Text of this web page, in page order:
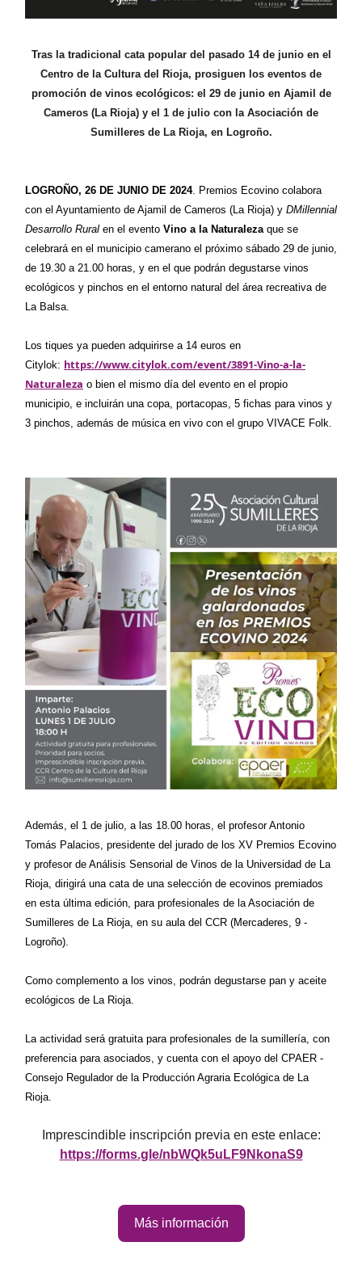
Tras la tradicional cata popular del pasado 14 de junio en el
Centro de la Cultura del Rioja, prosiguen los eventos de
promoción de vinos ecológicos: el 29 de junio en Ajamil de
Cameros (La Rioja) y el 1 de julio con la Asociación de
Sumilleres de La Rioja, en Logroño.
LOGROÑO, 26 DE JUNIO DE 2024. Premios Ecovino colabora
con el Ayuntamiento de Ajamil de Cameros (La Rioja) y DMillennial
Desarrollo Rural en el evento Vino a la Naturaleza que se
celebrará en el municipio camerano el próximo sábado 29 de junio,
de 19.30 a 21.00 horas, y en el que podrán degustarse vinos
ecológicos y pinchos en el entorno natural del área recreativa de
La Balsa.
Los tiques ya pueden adquirirse a 14 euros en
Citylok: https://www.citylok.com/event/3891-Vino-a-la-
Naturaleza o bien el mismo día del evento en el propio
municipio, e incluirán una copa, portacopas, 5 fichas para vinos y
3 pinchos, además de música en vivo con el grupo VIVACE Folk.
Además, el 1 de julio, a las 18.00 horas, el profesor Antonio
Tomás Palacios, presidente del jurado de los XV Premios Ecovino
y profesor de Análisis Sensorial de Vinos de la Universidad de La
Rioja, dirigirá una cata de una selección de ecovinos premiados
en esta última edición, para profesionales de la Asociación de
Sumilleres de La Rioja, en su aula del CCR (Mercaderes, 9 -
Logroño).
Como complemento a los vinos, podrán degustarse pan y aceite
ecológicos de La Rioja.
La actividad será gratuita para profesionales de la sumillería, con
preferencia para asociados, y cuenta con el apoyo del CPAER -
Consejo Regulador de la Producción Agraria Ecológica de La
Rioja.
Imprescindible inscripción previa en este enlace:
https://forms.gle/nbWQk5uLF9NkonaS9
Más información